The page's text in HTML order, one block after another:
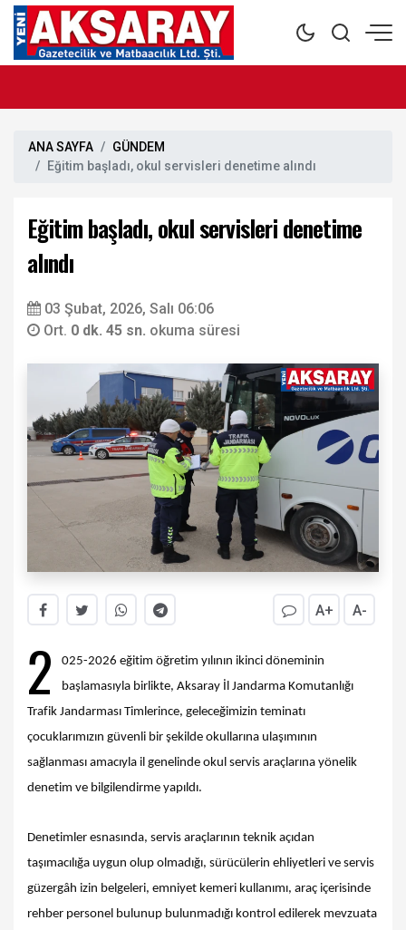
ANA SAYFA
GÜNDEM
Eğitim başladı, okul servisleri denetime alındı
Eğitim başladı, okul servisleri denetime
alındı
03 Şubat, 2026, Salı 06:06
Ort. 0 dk. 45 sn. okuma süresi
A+ A-
2
025-2026 eğitim öğretim yılının ikinci döneminin
başlamasıyla birlikte, Aksaray İl Jandarma Komutanlığı
Trafik Jandarması Timlerince, geleceğimizin teminatı
çocuklarımızın güvenli bir şekilde okullarına ulaşımının
sağlanması amacıyla il genelinde okul servis araçlarına yönelik
denetim ve bilgilendirme yapıldı.
Denetimler esnasında, servis araçlarının teknik açıdan
taşımacılığa uygun olup olmadığı, sürücülerin ehliyetleri ve servis
güzergâh izin belgeleri, emniyet kemeri kullanımı, araç içerisinde
rehber personel bulunup bulunmadığı kontrol edilerek mevzuata